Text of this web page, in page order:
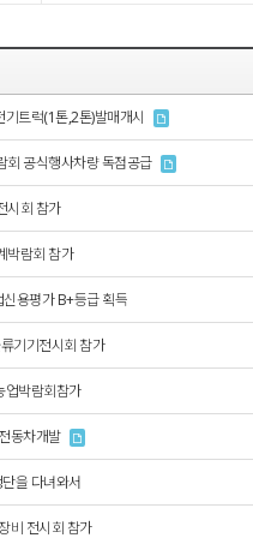
트럭(1톤,2톤)발매개시
회 공식행사차량 독점공급
시회 참가
박람회 참가
용평가 B+등급 획득
기기전시회 참가
업박람회참가
동차개발
을 다녀와서
비 전시회 참가